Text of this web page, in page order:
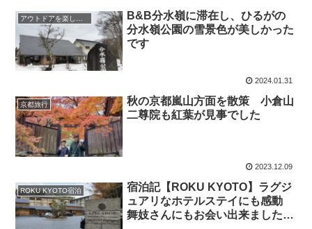
B&B分水嶺に滞在し、ひるがの
分水嶺公園の雪景色が美しかった
です
2024.01.31
京都旅行
秋の京都嵐山方面を散策 小倉山
二尊院も紅葉が見事でした
2023.12.09
ROKU KYOTO宿泊
宿泊記【ROKU KYOTO】ラグジ
ュアリなホテルステイにも感動
舞妓さんにもお会い出来ました